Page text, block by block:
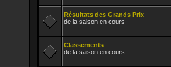
Résultats des Grands Prix
de la saison en cours
Classements
de la saison en cours